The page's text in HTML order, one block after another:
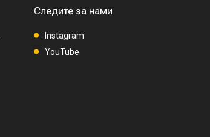
Следите за нами
Instagram
YouTube